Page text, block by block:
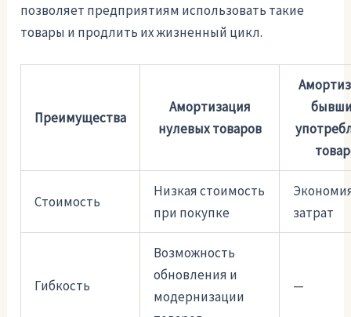
позволяет предприятиям использовать такие
товары и продлить их жизненный цикл.
Преимущества
Амортизация
нулевых товаров
Стоимость
Низкая стоимость
при покупке
затрат
Гибкость
Возможность
обновления и
модернизации
—